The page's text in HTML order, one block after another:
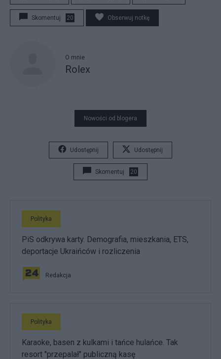
Skomentuj 20 Obserwuj notkę
O mnie
Rolex
Nowości od blogera
Udostępnij Udostępnij
Skomentuj 20
Polityka
PiS odkrywa karty. Demografia, mieszkania, ETS,
deportacje Ukraińców i rozliczenia
Redakcja
Polityka
Karaoke, basen z kulkami i tańce hulańce. Tak
resort "przepalał" publiczną kasę